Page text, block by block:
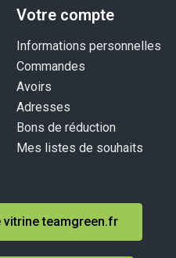
Votre compte
Informations personnelles
Commandes
Avoirs
Adresses
Bons de réduction
Mes listes de souhaits
vitrine teamgreen.fr